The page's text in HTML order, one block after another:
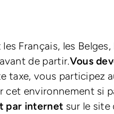
Français, les Belges,
de partir.Vous
taxe, vous participez
cet environnement si
par internet sur le site